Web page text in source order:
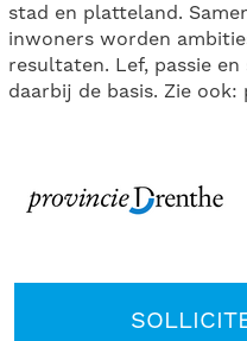
stad en platteland.
inwoners worden
resultaten. Lef, passie
daarbij de basis. Zie